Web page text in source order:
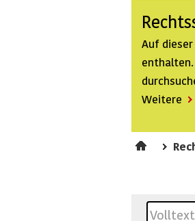
Auf
enthalten.
Weitere